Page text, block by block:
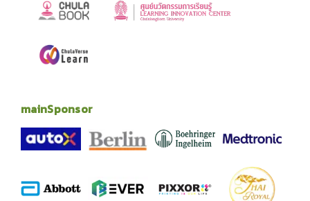
mainSponsor